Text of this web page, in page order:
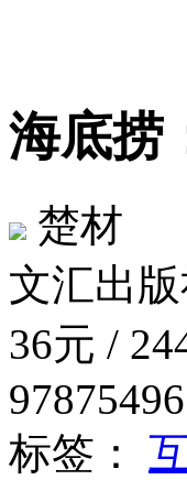
海底捞
楚材
文汇出版
36元 /
标签：